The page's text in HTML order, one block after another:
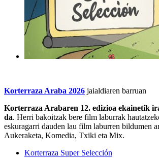
Korterraza Araba 2026 jaialdiaren barruan
Korterraza Arabaren 12. edizioa ekainetik
da. Herri bakoitzak bere film laburrak
eskuragarri dauden lau film laburren bildumen
Aukeraketa, Komedia, Txiki eta Mix.
Korterraza Super Selección